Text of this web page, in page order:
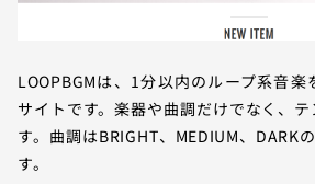
LOOPBGMは、1分以内のループ系音楽
サイトです。楽器や曲調だけでなく、
す。曲調はBRIGHT、MEDIUM、DARK
す。